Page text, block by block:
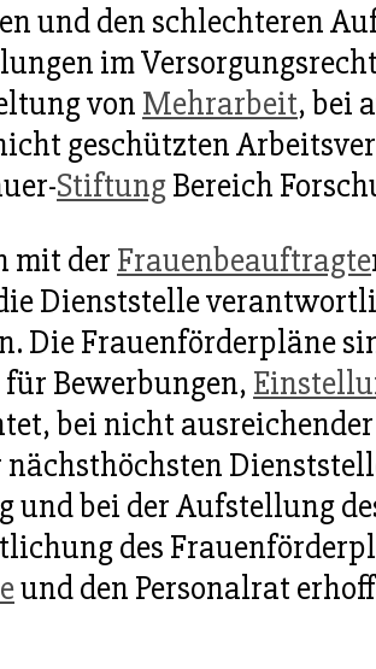
und den schlechteren
im
von Mehrarbeit, bei
geschützten
StiftungBereich
mit der Frauenbeauftragte
Dienststelle
Die Frauenförderpläne
Bewerbungen,
bei nicht
bei der Aufstellung
des
und den Personalrat